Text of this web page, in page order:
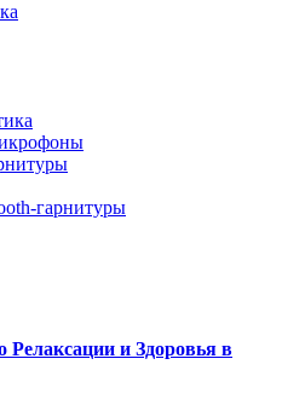
гарнитуры
и Здоровья в